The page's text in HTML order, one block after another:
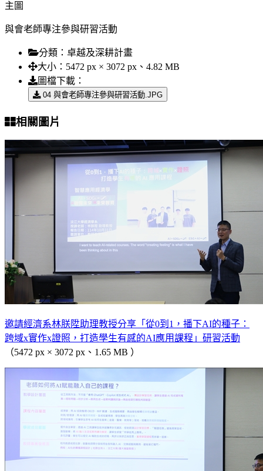
主圖
與會老師專注參與研習活動
分類： 卓越及深耕計畫
大小： 5472 px × 3072 px、4.82 MB
圖檔下載：
04 與會老師專注參與研習活動.JPG
相關圖片
邀請經濟系林朕陞助理教授分享「從0到1，播下AI的種子：
跨域x實作x證照，打造學生有感的AI應用課程」研習活動
（5472 px × 3072 px、1.65 MB ）